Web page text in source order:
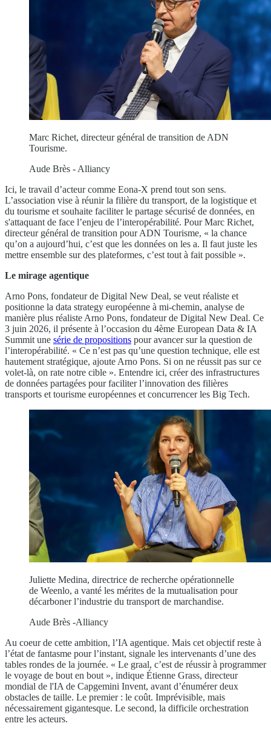
Marc Richet, directeur général de transition de ADN
Tourisme.
Aude Brès - Alliancy
Ici, le travail d’acteur comme Eona-X prend tout son sens.
L’association vise à réunir la filière du transport, de la logistique et
du tourisme et souhaite faciliter le partage sécurisé de données, en
s'attaquant de face l’enjeu de l’interopérabilité. Pour Marc Richet,
directeur général de transition pour ADN Tourisme, « la chance
qu’on a aujourd’hui, c’est que les données on les a. Il faut juste les
mettre ensemble sur des plateformes, c’est tout à fait possible ».
Le mirage agentique
Arno Pons, fondateur de Digital New Deal, se veut réaliste et
positionne la data strategy européenne à mi-chemin, analyse de
manière plus réaliste Arno Pons, fondateur de Digital New Deal. Ce
3 juin 2026, il présente à l’occasion du 4ème European Data & IA
Summit une série de propositions pour avancer sur la question de
l’interopérabilité. « Ce n’est pas qu’une question technique, elle est
hautement stratégique, ajoute Arno Pons. Si on ne réussit pas sur ce
volet-là, on rate notre cible ». Entendre ici, créer des infrastructures
de données partagées pour faciliter l’innovation des filières
transports et tourisme européennes et concurrencer les Big Tech.
Juliette Medina, directrice de recherche opérationnelle
de Weenlo, a vanté les mérites de la mutualisation pour
décarboner l’industrie du transport de marchandise.
Aude Brès -Alliancy
Au coeur de cette ambition, l’IA agentique. Mais cet objectif reste à
l’état de fantasme pour l’instant, signale les intervenants d’une des
tables rondes de la journée. « Le graal, c’est de réussir à programmer
le voyage de bout en bout », indique Étienne Grass, directeur
mondial de l'IA de Capgemini Invent, avant d’énumérer deux
obstacles de taille. Le premier : le coût. Imprévisible, mais
nécessairement gigantesque. Le second, la difficile orchestration
entre les acteurs.